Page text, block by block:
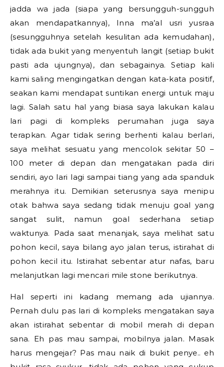
jadda wa jada (siapa yang bersungguh-sungguh
akan mendapatkannya), Inna ma’al usri yusraa
(sesungguhnya setelah kesulitan ada kemudahan),
tidak ada bukit yang menyentuh langit (setiap bukit
pasti ada ujungnya), dan sebagainya. Setiap kali
kami saling mengingatkan dengan kata-kata positif,
seakan kami mendapat suntikan energi untuk maju
lagi. Salah satu hal yang biasa saya lakukan kalau
lari pagi di kompleks perumahan juga saya
terapkan. Agar tidak sering berhenti kalau berlari,
saya melihat sesuatu yang mencolok sekitar 50 –
100 meter di depan dan mengatakan pada diri
sendiri, ayo lari lagi sampai tiang yang ada spanduk
merahnya itu. Demikian seterusnya saya menipu
otak bahwa saya sedang tidak menuju goal yang
sangat sulit, namun goal sederhana setiap
waktunya. Pada saat menanjak, saya melihat satu
pohon kecil, saya bilang ayo jalan terus, istirahat di
pohon kecil itu. Istirahat sebentar atur nafas, baru
melanjutkan lagi mencari mile stone berikutnya.
Hal seperti ini kadang memang ada ujiannya.
Pernah dulu pas lari di kompleks mengatakan saya
akan istirahat sebentar di mobil merah di depan
sana. Eh pas mau sampai, mobilnya jalan. Masak
harus mengejar? Pas mau naik di bukit penye.. eh